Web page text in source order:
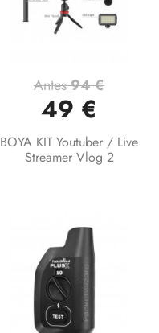
Antes94 €
49 €
BOYA KIT Youtuber / Live
Streamer Vlog 2